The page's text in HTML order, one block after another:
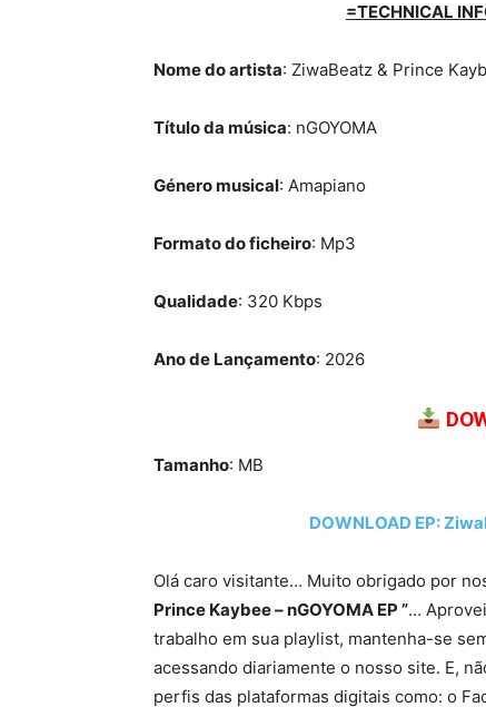
=TECHNICAL
Nome do artista: ZiwaBeatz & Prince
Título da música: nGOYOMA
Género musical: Amapiano
Formato do ficheiro: Mp3
Qualidade: 320 Kbps
Ano de Lançamento: 2026
Tamanho: MB
DOWNLOAD EP:
Olá caro visitante… Muito obrigado por
Prince Kaybee – nGOYOMA EP ”…
trabalho em sua playlist, mantenha-se
acessando diariamente o nosso site. E,
perfis das plataformas digitais como: o